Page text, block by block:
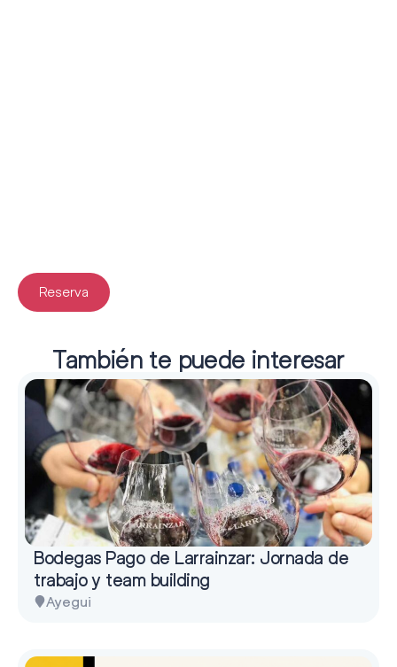
Reserva
También te puede interesar
Bodegas Pago de Larrainzar: Jornada de
trabajo y team building
Ayegui